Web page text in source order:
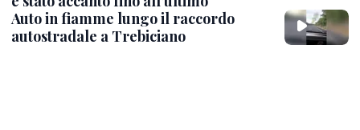
Auto in fiamme lungo il raccordo
autostradale a Trebiciano